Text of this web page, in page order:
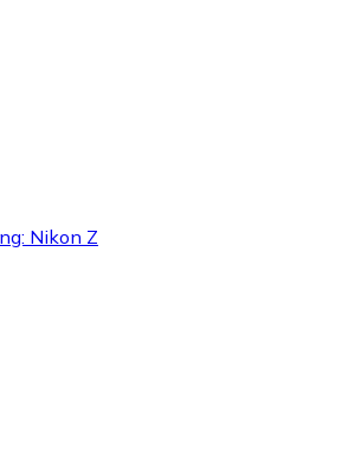
Nikon Z